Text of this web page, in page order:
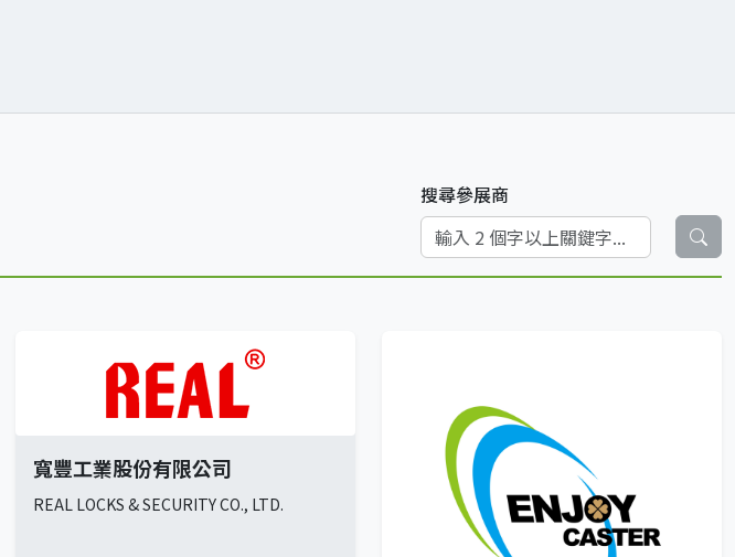
搜尋參展商
寬豐工業股份有限公司
REAL LOCKS & SECURITY CO., LTD.